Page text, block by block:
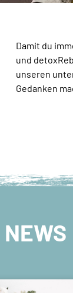
Damit du
und
unseren
Gedanken